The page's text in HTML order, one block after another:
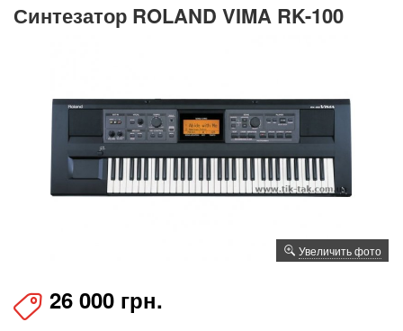
Синтезатор ROLAND VIMA RK-100
Увеличить фото
26 000 грн.